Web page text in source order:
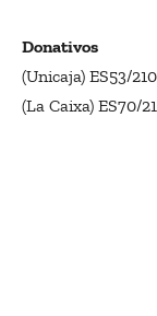
Donativos
(Unicaja) ES53/
(La Caixa) ES70/